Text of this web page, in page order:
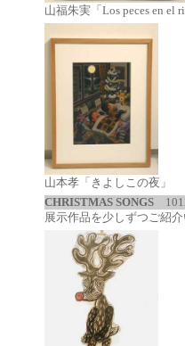
山福朱実「Los peces en el
山本孝「きよしこの夜」
CHRISTMAS SONGS
展示作品を少しずつご紹